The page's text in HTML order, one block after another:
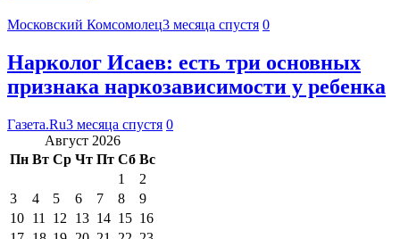
Московский Комсомолец3 месяца спустя 0
Нарколог Исаев: есть три основных
признака наркозависимости у ребенка
Газета.Ru3 месяца спустя 0
Август 2026
Пн Вт Ср Чт Пт Сб Вс
1
2
3
4 5 6 7 8
9
10 11 12 13 14 15 16